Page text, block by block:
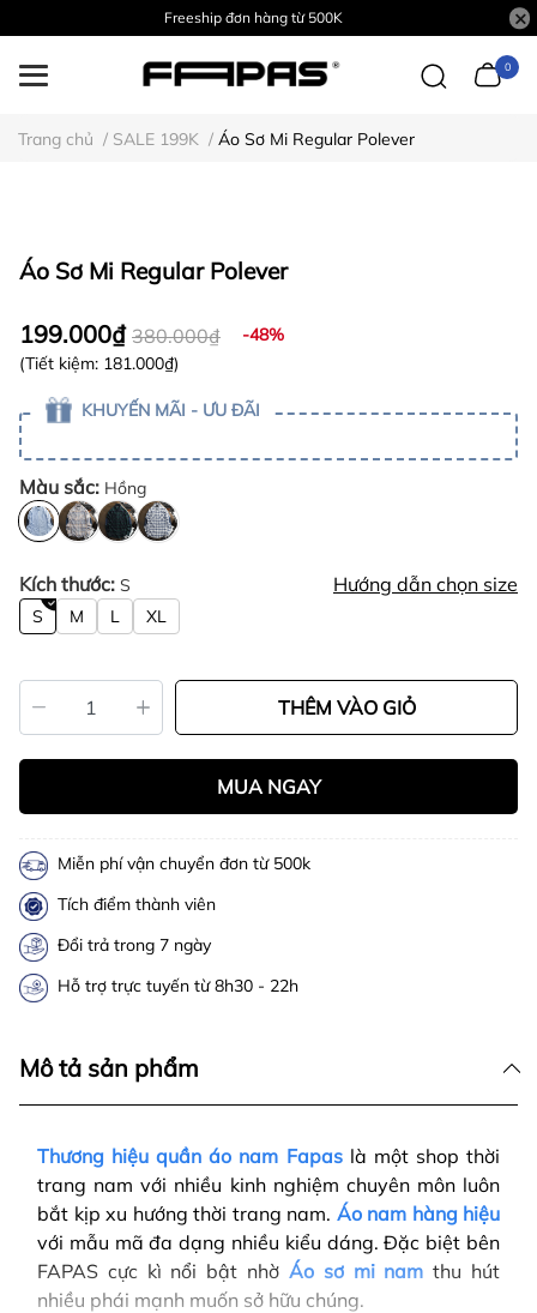
Freeship đơn hàng từ 500K
0
Trang chủ / SALE 199K / Áo Sơ Mi Regular Polever
Áo Sơ Mi Regular Polever
199.000₫ 380.000₫
-48%
(Tiết kiệm: 181.000₫)
KHUYẾN MÃI - ƯU ĐÃI
Màu sắc: Hồng
Kích thước: S Hướng dẫn chọn size
S M L XL
THÊM VÀO GIỎ
MUA NGAY
Miễn phí vận chuyển đơn từ 500k
Tích điểm thành viên
Đổi trả trong 7 ngày
Hỗ trợ trực tuyến từ 8h30 - 22h
Mô tả sản phẩm
Thương hiệu quần áo nam Fapaslà một shop thời
trang nam với nhiều kinh nghiệm chuyên môn luôn
bắt kịp xu hướng thời trang nam. Áo nam hàng hiệu
với mẫu mã đa dạng nhiều kiểu dáng. Đặc biệt bên
FAPAS cực kì nổi bật nhờ Áo sơ mi nam thu hút
nhiều phái mạnh muốn sở hữu chúng.